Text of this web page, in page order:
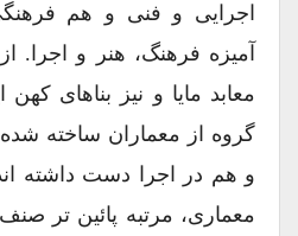
اجرایی و فنی و هم
آمیزه فرهنگ، هنر و اجرا. از
معابد مایا و نیز بناهای کهن
گروه از معماران ساخته
و هم در اجرا دست داشته
معماری، مرتبه پائین تر صنف